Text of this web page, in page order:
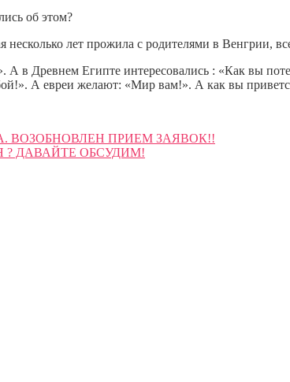
об этом?
несколько лет прожила с родителями в Венгрии,
А в Древнем Египте интересовались : «Как вы
А евреи желают: «Мир вам!». А как вы
ВОЗОБНОВЛЕН ПРИЕМ ЗАЯВОК!!
? ДАВАЙТЕ ОБСУДИМ!